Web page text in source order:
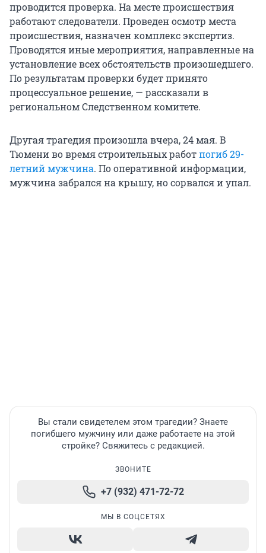
проводится проверка. На месте происшествия
работают следователи. Проведен осмотр места
происшествия, назначен комплекс экспертиз.
Проводятся иные мероприятия, направленные на
установление всех обстоятельств произошедшего.
По результатам проверки будет принято
процессуальное решение, — рассказали в
региональном Следственном комитете.
Другая трагедия произошла вчера, 24 мая. В
Тюмени во время строительных работпогиб 29-
летний мужчина. По оперативной информации,
мужчина забрался на крышу, но сорвался и упал.
Вы стали свидетелем этом трагедии? Знаете
погибшего мужчину или даже работаете на этой
стройке? Свяжитесь с редакцией.
ЗВОНИТЕ
+7 (932) 471-72-72
МЫ В СОЦСЕТЯХ